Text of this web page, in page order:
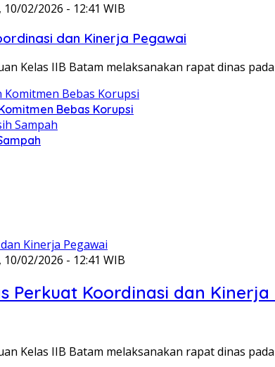
10/02/2026 - 12:41 WIB
dan Kinerja Pegawai
Kelas IIB Batam melaksanakan rapat dinas
Bebas Korupsi
10/02/2026 - 12:41 WIB
Perkuat Koordinasi dan Kinerja
Kelas IIB Batam melaksanakan rapat dinas